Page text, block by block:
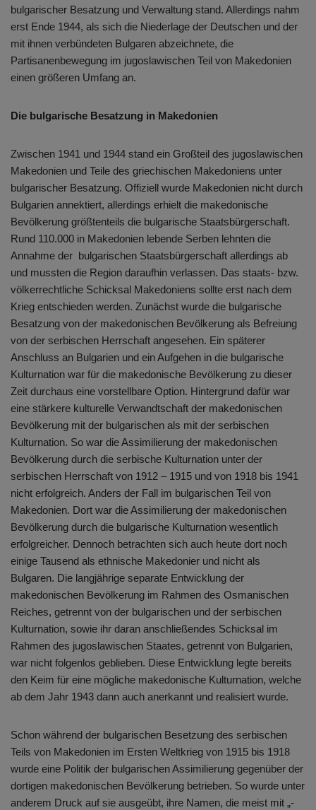
bulgarischer Besatzung und Verwaltung stand. Allerdings nahm
erst Ende 1944, als sich die Niederlage der Deutschen und der
mit ihnen verbündeten Bulgaren abzeichnete, die
Partisanenbewegung im jugoslawischen Teil von Makedonien
einen größeren Umfang an.
Die bulgarische Besatzung in Makedonien
Zwischen 1941 und 1944 stand ein Großteil des jugoslawischen
Makedonien und Teile des griechischen Makedoniens unter
bulgarischer Besatzung. Offiziell wurde Makedonien nicht durch
Bulgarien annektiert, allerdings erhielt die makedonische
Bevölkerung größtenteils die bulgarische Staatsbürgerschaft.
Rund 110.000 in Makedonien lebende Serben lehnten die
Annahme der bulgarischen Staatsbürgerschaft allerdings ab
und mussten die Region daraufhin verlassen. Das staats- bzw.
völkerrechtliche Schicksal Makedoniens sollte erst nach dem
Krieg entschieden werden. Zunächst wurde die bulgarische
Besatzung von der makedonischen Bevölkerung als Befreiung
von der serbischen Herrschaft angesehen. Ein späterer
Anschluss an Bulgarien und ein Aufgehen in die bulgarische
Kulturnation war für die makedonische Bevölkerung zu dieser
Zeit durchaus eine vorstellbare Option. Hintergrund dafür war
eine stärkere kulturelle Verwandtschaft der makedonischen
Bevölkerung mit der bulgarischen als mit der serbischen
Kulturnation. So war die Assimilierung der makedonischen
Bevölkerung durch die serbische Kulturnation unter der
serbischen Herrschaft von 1912 – 1915 und von 1918 bis 1941
nicht erfolgreich. Anders der Fall im bulgarischen Teil von
Makedonien. Dort war die Assimilierung der makedonischen
Bevölkerung durch die bulgarische Kulturnation wesentlich
erfolgreicher. Dennoch betrachten sich auch heute dort noch
einige Tausend als ethnische Makedonier und nicht als
Bulgaren. Die langjährige separate Entwicklung der
makedonischen Bevölkerung im Rahmen des Osmanischen
Reiches, getrennt von der bulgarischen und der serbischen
Kulturnation, sowie ihr daran anschließendes Schicksal im
Rahmen des jugoslawischen Staates, getrennt von Bulgarien,
war nicht folgenlos geblieben. Diese Entwicklung legte bereits
den Keim für eine mögliche makedonische Kulturnation, welche
ab dem Jahr 1943 dann auch anerkannt und realisiert wurde.
Schon während der bulgarischen Besetzung des serbischen
Teils von Makedonien im Ersten Weltkrieg von 1915 bis 1918
wurde eine Politik der bulgarischen Assimilierung gegenüber der
dortigen makedonischen Bevölkerung betrieben. So wurde unter
anderem Druck auf sie ausgeübt, ihre Namen, die meist mit „-